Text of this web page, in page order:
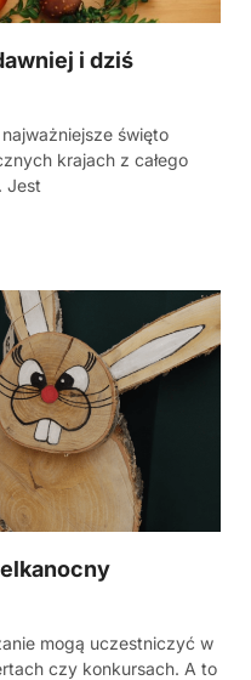
i dziś
święto
krajach z całego
Jest
mogą uczestniczyć w
czy konkursach. A to